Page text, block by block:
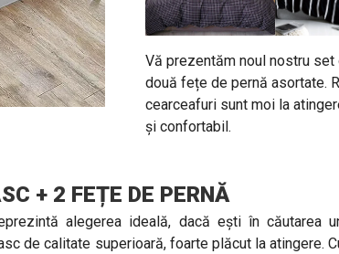
Vă prezentăm noul nostru
două fețe de pernă asortate.
cearceafuri sunt moi la
și confortabil.
+ 2 FEȚE DE PERNĂ
alegerea ideală, dacă ești în
de calitate superioară, foarte plăcut la atingere.